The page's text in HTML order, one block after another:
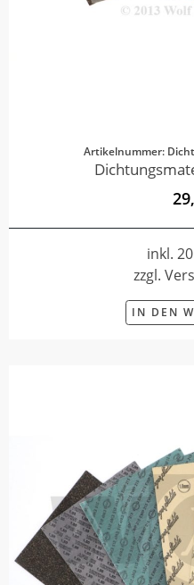
Artikelnummer:
inkl.
zzgl.
IN DEN